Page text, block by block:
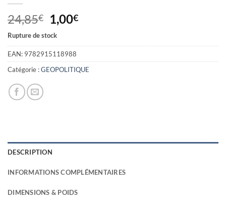
24,85€
Le
prix
initial
était :
24,85€.
1,00€Le
actuel
1,00€.
Rupture de stock
EAN: 9782915118988
Catégorie :GEOPOLITIQUE
DESCRIPTION
INFORMATIONS COMPLÉMENTAIRES
DIMENSIONS & POIDS